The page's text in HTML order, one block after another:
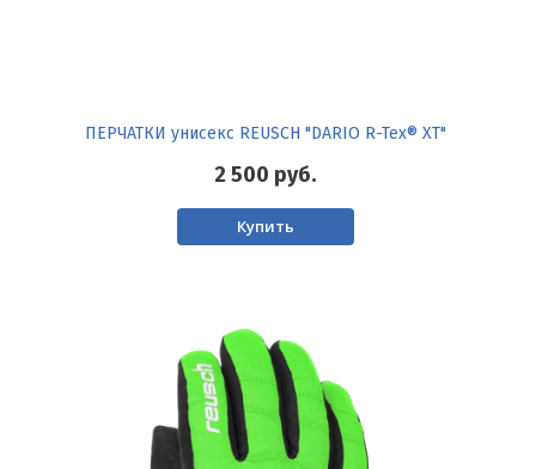
ПЕРЧАТКИ унисекс REUSCH "DARIO R-Tex® XT"
2 500 руб.
Купить